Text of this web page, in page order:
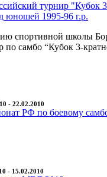
турнир "Кубок
юношей 1995-96 г.р.
спортивной школы
по самбо “Кубок 3-
- 22.02.2010
РФ по боевому
- 15.02.2010